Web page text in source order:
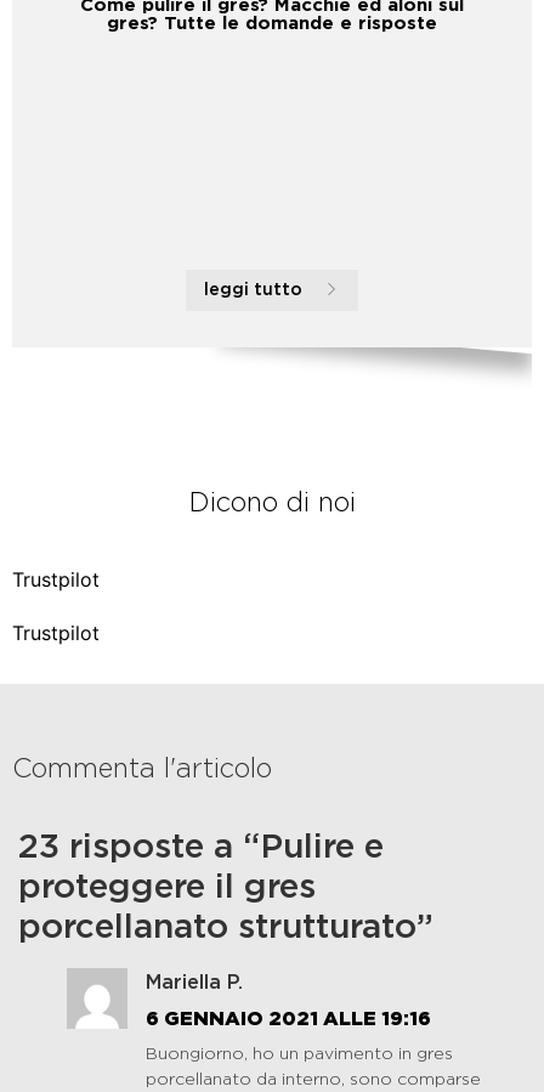
Come pulire il gres? Macchie ed aloni sul
gres? Tutte le domande e risposte
leggi tutto
Dicono di noi
Trustpilot
Trustpilot
Commenta l'articolo
23 risposte a “Pulire e
proteggere il gres
porcellanato strutturato”
Mariella P.
6 GENNAIO 2021 ALLE 19:16
Buongiorno, ho un pavimento in gres
porcellanato da interno, sono comparse